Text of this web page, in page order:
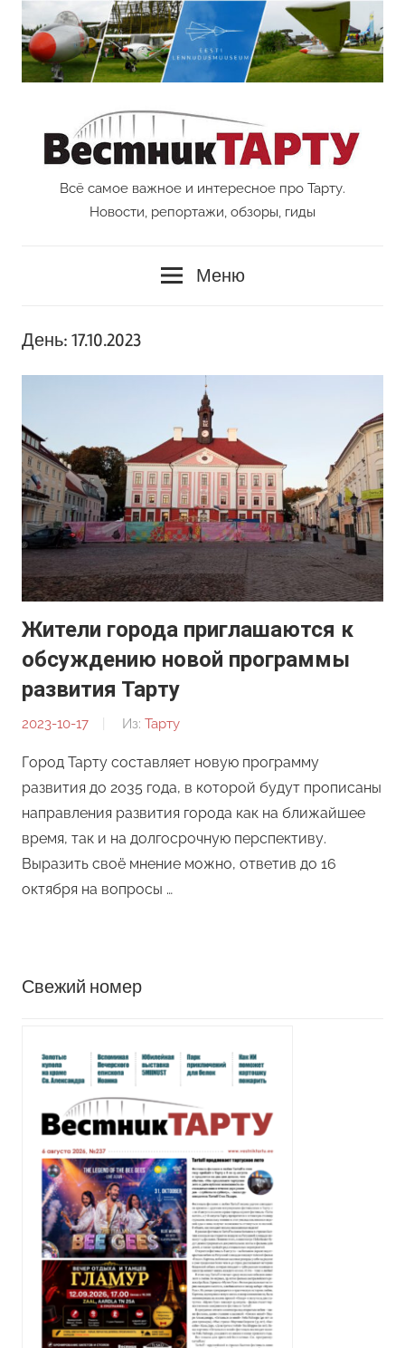
Перейти
содержимому
Vestnik
Всё самое важное и интересное про Тарту.
Новости, репортажи, обзоры, гиды
Меню
День: 17.10.2023
Жители города приглашаются к
обсуждению новой программы
развития Тарту
2023-10-17
От:
Из: Тарту
Город Тарту составляет новую программу
развития до 2035 года, в которой будут прописаны
направления развития города как на ближайшее
время, так и на долгосрочную перспективу.
Выразить своё мнение можно, ответив до 16
октября на вопросы …
Свежий номер